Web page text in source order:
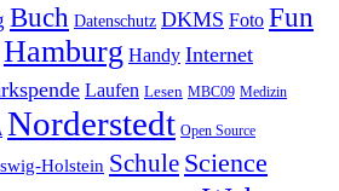
Buch Datenschutz DKMS Foto Fun
Hamburg Handy Internet
Laufen Lesen MBC09 Medizin
Norderstedt Open Source
Holstein Schule Science